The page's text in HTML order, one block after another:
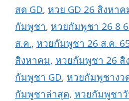
สด GD, หวย GD 26 สิงหา
กัมพูชา, หวยกัมพูชา 26 8
ส.ค., หวยกัมพูชา 26 ส.ค.
สิงหาคม, หวยกัมพูชา 26 สิ
กัมพูชา GD, หวยกัมพูชางว
กัมพูชาล่าสุด, หวยกัมพูชา